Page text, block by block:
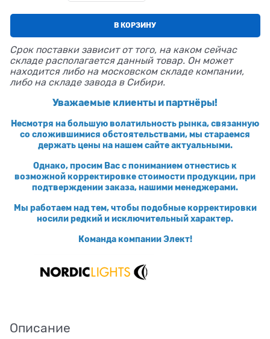
В КОРЗИНУ
Срок поставки зависит от того, на каком сейчас
складе располагается данный товар. Он может
находится либо на московском складе компании,
либо на складе завода в Сибири.
Уважаемые клиенты и партнёры!
Несмотря на большую волатильность рынка, связанную
со сложившимися обстоятельствами, мы стараемся
держать цены на нашем сайте актуальными.
Однако, просим Вас с пониманием отнестись к
возможной корректировке стоимости продукции, при
подтверждении заказа, нашими менеджерами.
Мы работаем над тем, чтобы подобные корректировки
носили редкий и исключительный характер.
Команда компании Элект!
Описание